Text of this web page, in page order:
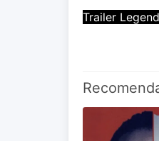
Trailer